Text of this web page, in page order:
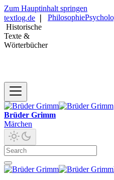
Zum Hauptinhalt springen
textlog.de
Historische
Texte &
Wörterbücher
Philosophie
Brüder Grimm
Märchen